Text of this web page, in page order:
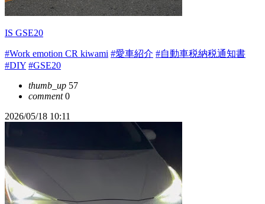
IS GSE20
#Work emotion CR kiwami #愛車紹介 #自動車税納税通知書
#DIY #GSE20
thumb_up 57
comment0
2026/05/18 10:11